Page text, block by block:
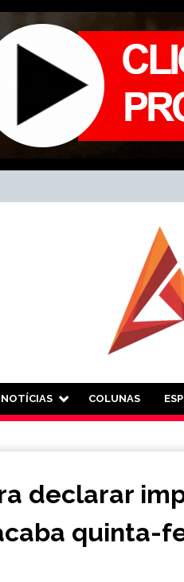
NOTÍCIAS COLUNAS
declarar
quinta-